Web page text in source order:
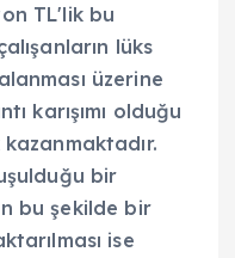
TL'lik bu
lüks
üzerine
karışımı olduğu
bir
bu şekilde bir
ise